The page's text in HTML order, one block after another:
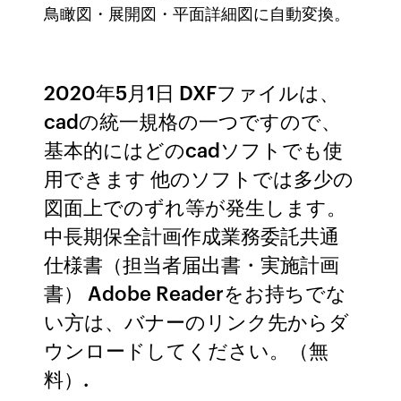
鳥瞰図・展開図・平面詳細図に自動変換。
2020年5月1日 DXFファイルは、
cadの統一規格の一つですので、
基本的にはどのcadソフトでも使
用できます 他のソフトでは多少の
図面上でのずれ等が発生します。
中長期保全計画作成業務委託共通
仕様書（担当者届出書・実施計画
書） Adobe Readerをお持ちでな
い方は、バナーのリンク先からダ
ウンロードしてください。（無
料）.